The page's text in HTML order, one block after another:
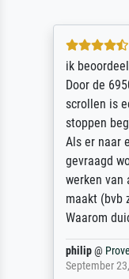
ik
Door de
scrollen is
stoppen
Als er naar
gevraagd
werken van
maakt (bvb
Waarom
philip@
September